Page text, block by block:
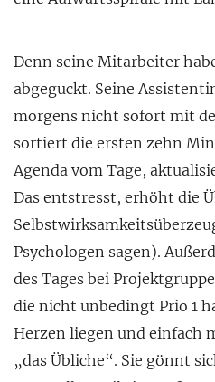
Denn seine Mitarbeiter
abgeguckt. Seine
morgens nicht sofort mit
sortiert die ersten zehn
Agenda vom Tage,
Das entstresst, erhöht die
Psychologen sagen).
des Tages bei
die nicht unbedingt Prio 1
Herzen liegen und einfach
„das Übliche“. Sie gönnt